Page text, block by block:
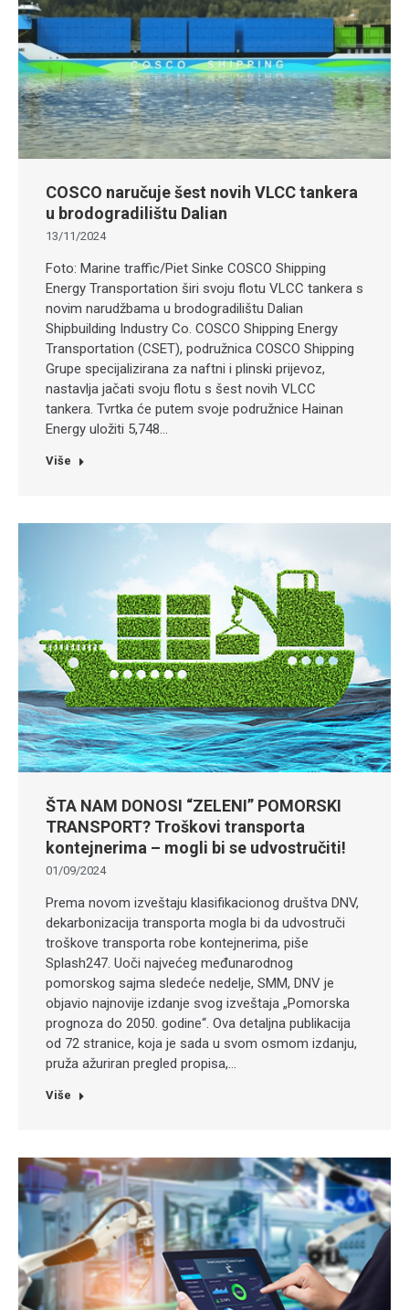
COSCO naručuje šest novih VLCC tankera
u brodogradilištu Dalian
13/11/2024
Foto: Marine traffic/Piet Sinke COSCO Shipping
Energy Transportation širi svoju flotu VLCC tankera s
novim narudžbama u brodogradilištu Dalian
Shipbuilding Industry Co. COSCO Shipping Energy
Transportation (CSET), podružnica COSCO Shipping
Grupe specijalizirana za naftni i plinski prijevoz,
nastavlja jačati svoju flotu s šest novih VLCC
tankera. Tvrtka će putem svoje podružnice Hainan
Energy uložiti 5,748…
Više
ŠTA NAM DONOSI “ZELENI” POMORSKI
TRANSPORT? Troškovi transporta
kontejnerima – mogli bi se udvostručiti!
01/09/2024
Prema novom izveštaju klasifikacionog društva DNV,
dekarbonizacija transporta mogla bi da udvostruči
troškove transporta robe kontejnerima, piše
Splash247. Uoči najvećeg međunarodnog
pomorskog sajma sledeće nedelje, SMM, DNV je
objavio najnovije izdanje svog izveštaja „Pomorska
prognoza do 2050. godine“. Ova detaljna publikacija
od 72 stranice, koja je sada u svom osmom izdanju,
pruža ažuriran pregled propisa,…
Više